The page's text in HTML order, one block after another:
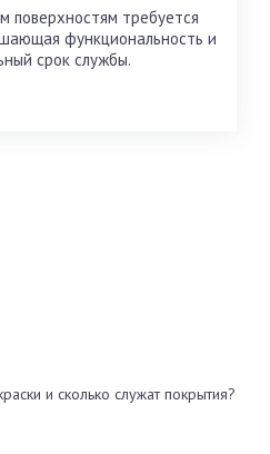
поверхностям требуется
функциональность и
срок службы.